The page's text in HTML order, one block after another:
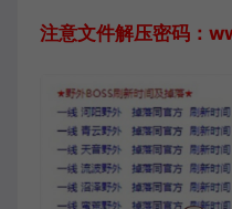
注意文件解压密码：